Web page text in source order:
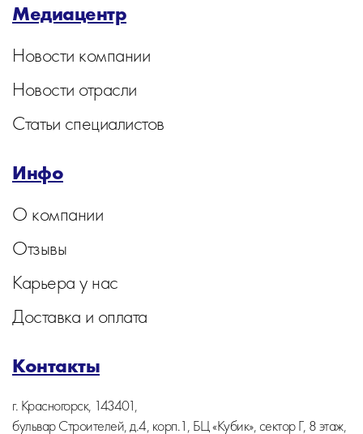
Медиацентр
Новости компании
Новости отрасли
Статьи специалистов
Инфо
О компании
Отзывы
Карьера у нас
Доставка и оплата
Контакты
г. Красногорск, 143401,
бульвар Строителей, д.4, корп.1, БЦ «Кубик», сектор Г, 8 этаж,